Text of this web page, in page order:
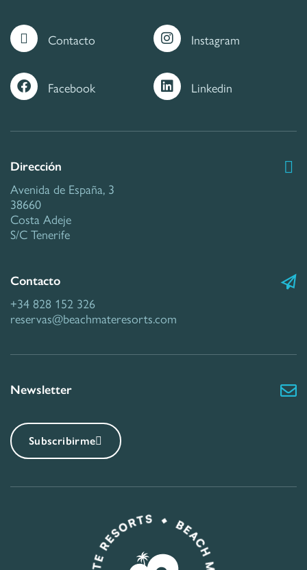
Contacto Instagram
Facebook Linkedin
Dirección
Avenida de España, 3
38660
Costa Adeje
S/C Tenerife
Contacto
+34 828 152 326
reservas@beachmateresorts.com
Newsletter
Subscribirme